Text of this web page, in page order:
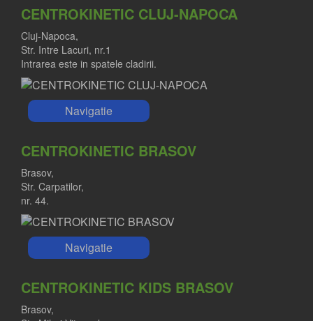
CENTROKINETIC CLUJ-NAPOCA
Cluj-Napoca,
Str. Intre Lacuri, nr.1
Intrarea este in spatele cladirii.
Navigatie
CENTROKINETIC BRASOV
Brasov,
Str. Carpatilor,
nr. 44.
Navigatie
CENTROKINETIC KIDS BRASOV
Brasov,